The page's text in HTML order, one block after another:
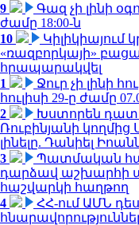
9
Գազ չի լինի
ժամը 18:00-ն
10
Կիլիկիայում
«ռազբորկայի»
հրապարակվել
1
Ջուր չի լինի
հուլիսի 29-ը ժամը
2
Խստորեն
Ռուբինյանի
լինելը. Դանիել
3
Պատմական
դարձավ աշխարհի
հաշվարկի հաղթող
4
ՀՀ-ում ԱՄՆ